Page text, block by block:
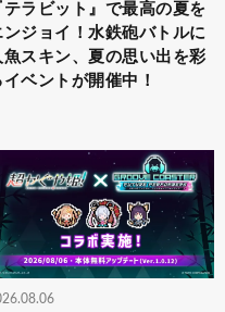
テラビット』で最高の夏を
ンジョイ！水鉄砲バトルに
魚スキン、夏の思い出を彩
イベントが開催中！